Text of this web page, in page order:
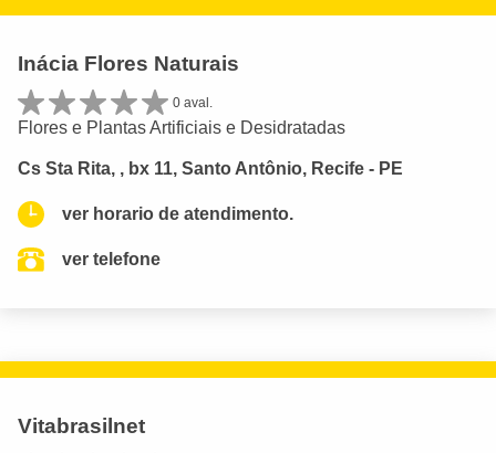
Inácia Flores Naturais
0 aval.
Flores e Plantas Artificiais e Desidratadas
Cs Sta Rita, , bx 11, Santo Antônio, Recife - PE
ver horario de atendimento.
ver telefone
Vitabrasilnet